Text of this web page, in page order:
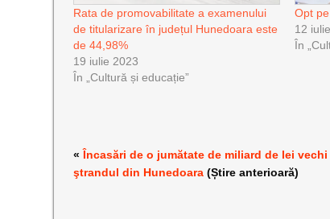
Rata de promovabilitate a examenului
de titularizare în județul Hunedoara este
de 44,98%
19 iulie 2023
În „Cultură și educație”
Opt
12
În
« Încasări de o jumătate de miliard de lei vechi
ştrandul din Hunedoara (Știre anterioară)